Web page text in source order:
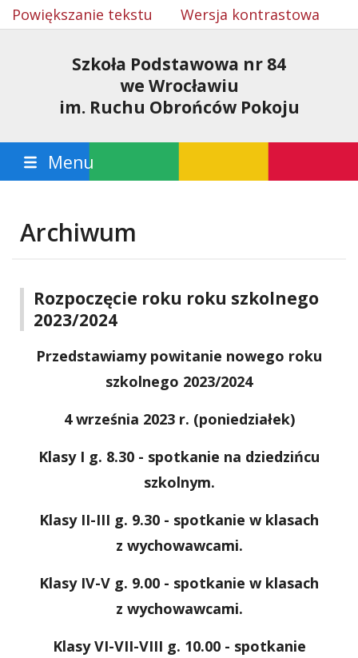
Powiększanie tekstu Wersja kontrastowa
Szkoła Podstawowa nr 84
we Wrocławiu
im. Ruchu Obrońców Pokoju
Menu
Archiwum
Rozpoczęcie roku roku szkolnego
2023/2024
Przedstawiamy powitanie nowego roku
szkolnego 2023/2024
4 września 2023 r. (poniedziałek)
Klasy I g. 8.30 - spotkanie na dziedzińcu
szkolnym.
Klasy II-III g. 9.30 - spotkanie w klasach
z wychowawcami.
Klasy IV-V g. 9.00 - spotkanie w klasach
z wychowawcami.
Klasy VI-VII-VIII g. 10.00 - spotkanie